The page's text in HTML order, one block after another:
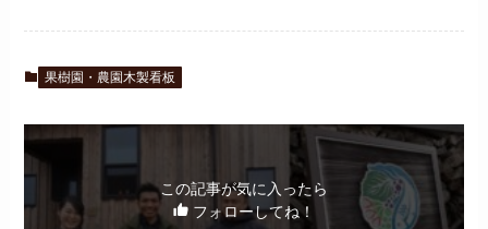
果樹園・農園木製看板
この記事が気に入ったら
フォローしてね！